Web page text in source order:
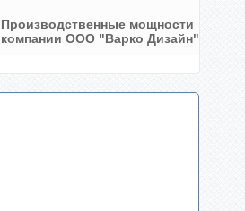
Производственные мощности
компании ООО "Варко Дизайн"